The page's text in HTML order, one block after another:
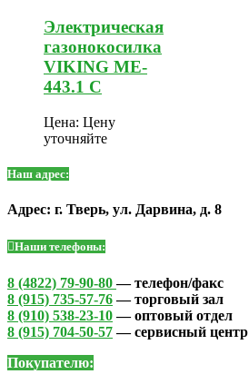
Электрическая
газонокосилка
VIKING ME-
443.1 C
Цена: Цену
уточняйте
Наш адрес:
Адрес: г. Тверь, ул. Дарвина, д. 8
Наши телефоны:
8 (4822) 79-90-80— телефон/факс
8 (915) 735-57-76— торговый зал
8 (910) 538-23-10— оптовый отдел
8 (915) 704-50-57— сервисный центр
Покупателю: